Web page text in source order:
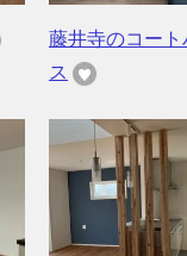
藤井寺のコート
ス